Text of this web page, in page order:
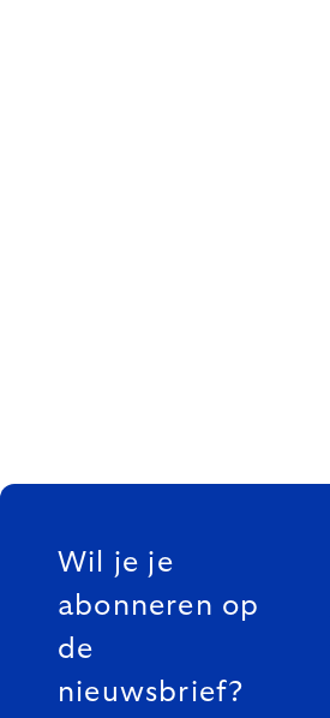
FOOTER
Wil je je
abonneren op
de
nieuwsbrief?